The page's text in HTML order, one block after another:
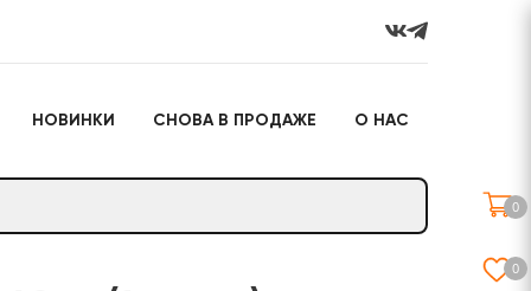
НОВИНКИ СНОВА В ПРОДАЖЕ О НАС
Настольные игры
Подарочные наборы
Слайм
0
0